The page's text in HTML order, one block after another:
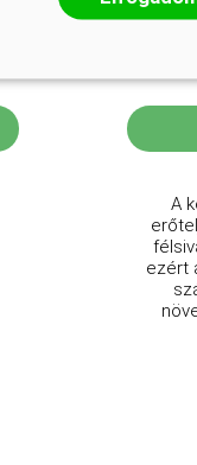
A
ezért